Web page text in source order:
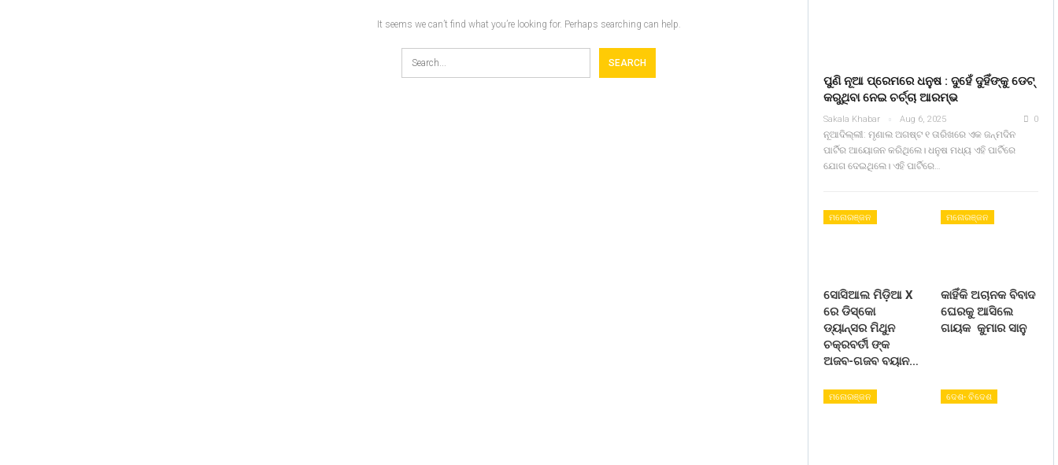
It seems we can’t find what you’re looking for. Perhaps searching can help.
ପୁଣି ନୂଆ ପ୍ରେମରେ ଧନୁଷ : ଦୁହେଁ ଦୁହିଁଙ୍କୁ ଡେଟ୍
କରୁଥିବା ନେଇ ଚର୍ଚ୍ଚା ଆରମ୍ଭ
Sakala Khabar Aug 6, 2025 0
ନୂଆଦିଲ୍ଲୀ: ମୃଣାଲ ଅଗଷ୍ଟ ୧ ତାରିଖରେ ଏକ ଜନ୍ମଦିନ
ପାର୍ଟିର ଆୟୋଜନ କରିଥିଲେ। ଧନୁଷ ମଧ୍ୟ ଏହି ପାର୍ଟିରେ
ଯୋଗ ଦେଇଥିଲେ। ଏହି ପାର୍ଟିରେ…
ମନୋରଞ୍ଜନ
ସୋସିଆଲ ମିଡ଼ିଆ X
ରେ ଡିସ୍କୋ
ଡ୍ୟାନ୍ସର ମିଥୁନ
ଚକ୍ରବର୍ତୀ ଙ୍କ
ଅଜବ-ଗଜବ ବୟାନ…
ମନୋରଞ୍ଜନ
କାହିଁକି ଅଚାନକ ବିବାଦ
ଘେରକୁ ଆସିଲେ
ଗାୟକ କୁମାର ସାନୁ
ମନୋରଞ୍ଜନ ଦେଶ- ବିଦେଶ